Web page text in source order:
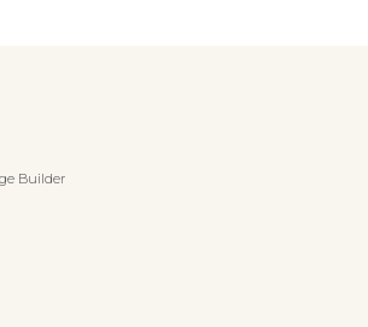
Builder